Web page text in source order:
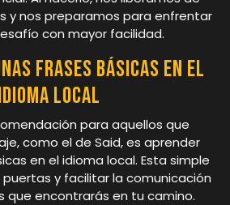
y nos preparamos para enfrentar
con mayor facilidad.
frases básicas en el
local
para aquellos que
como el de Said, es aprender
en el idioma local. Esta simple
y facilitar la comunicación
que encontrarás en tu camino.